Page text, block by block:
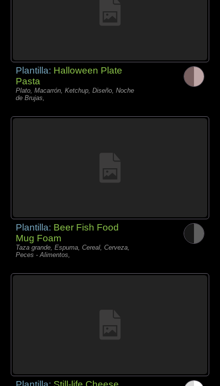
Plantilla: Halloween Plate
Pasta
Plato, Macarrón, Ketchup, Diseño, Noche
de Brujas,
Plantilla: Beer Fish Food
Mug Foam
Taza grande, Espuma, Cereal, Cerveza,
Peces - Alimentos,